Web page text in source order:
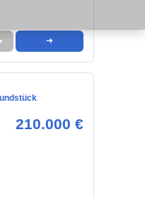
➜
210.000 €